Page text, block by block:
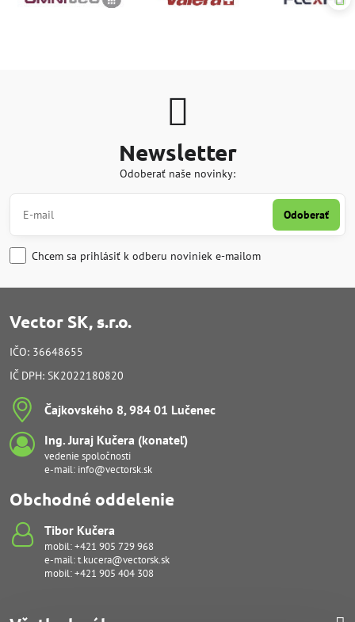
Newsletter
Odoberať naše novinky:
Odoberať
Chcem sa prihlásiť k odberu noviniek e-mailom
Vector SK, s.r.o.
IČO: 36648655
IČ DPH: SK2022180820
Čajkovského 8, 984 01 Lučenec
Ing​. Juraj Kučera (konateľ)
vedenie spoločnosti
e-mail: info@vectorsk.sk
Obchodné oddelenie
Tibor Kučera
mobil:+421 905 729 968
e-mail:t.kucera@vectorsk.sk
mobil:+421 905 404 308